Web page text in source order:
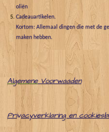
oliën
Cadeauartikelen.
Kortom: Allemaal dingen die met de
maken hebben.
Algemene Voorwaaden
Privacyverklaring en